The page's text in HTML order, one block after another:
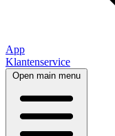
App
Klantenservice
Open main menu